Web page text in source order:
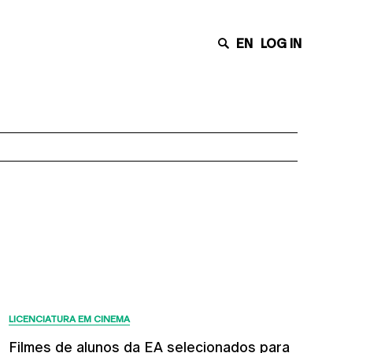
EN LOG IN
LICENCIATURA EM CINEMA
Filmes de alunos da EA selecionados para